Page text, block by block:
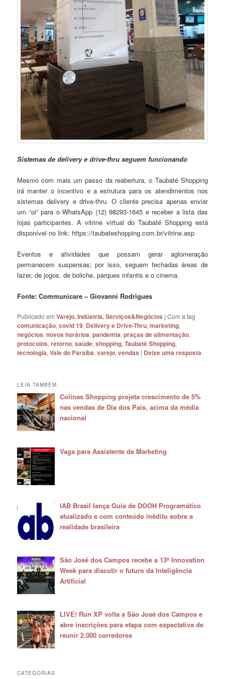
Sistemas de delivery e drive-thru seguem funcionando
Mesmo com mais um passo da reabertura, o Taubaté Shopping
irá manter o incentivo e a estrutura para os atendimentos nos
sistemas delivery e drive-thru. O cliente precisa apenas enviar
um “oi” para o WhatsApp (12) 98293-1645 e receber a lista das
lojas participantes. A vitrine virtual do Taubaté Shopping está
disponível no link: https://taubateshopping.com.br/vitrine.asp
Eventos e atividades que possam gerar aglomeração
permanecem suspensas; por isso, seguem fechadas áreas de
lazer, de jogos, de boliche, parques infantis e o cinema.
Fonte: Communicare – Giovanni Rodrigues
Publicado em Varejo, Indústria, Serviços&Negócios |Com a tag
comunicação,covid 19, Delivery e Drive-Thru,marketing,
negócios,novos horários,pandemia,praças de alimentação,
protocolos,retorno,saúde,shopping,Taubaté Shopping,
tecnologia,Vale do Paraíba,varejo,vendas | Deixe uma resposta
LEIA TAMBÉM
Colinas Shopping projeta crescimento de 5%
nas vendas de Dia dos Pais, acima da média
nacional
Vaga para Assistente de Marketing
IAB Brasil lança Guia de DOOH Programático
atualizado e com conteúdo inédito sobre a
realidade brasileira
São José dos Campos recebe a 13ª Innovation
Week para discutir o futuro da Inteligência
Artificial
LIVE! Run XP volta a São José dos Campos e
abre inscrições para etapa com expectativa de
reunir 2.000 corredores
CATEGORIAS